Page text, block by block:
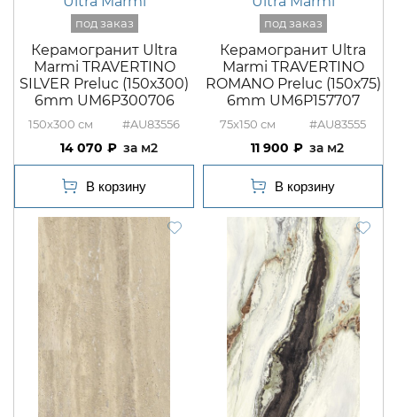
Керамогранит Ultra
Marmi TRAVERTINO
SILVER Preluc (150х300)
6mm UM6P300706
150x300 #AU83556
14 070 м2
Керамогранит Ultra
Marmi TRAVERTINO
ROMANO Preluc (150х75)
6mm UM6P157707
75x150 #AU83555
11 900 м2